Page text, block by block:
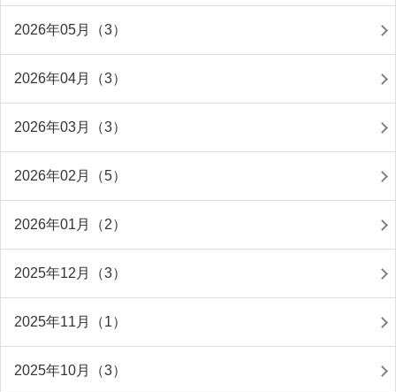
2026年05月（3）
2026年04月（3）
2026年03月（3）
2026年02月（5）
2026年01月（2）
2025年12月（3）
2025年11月（1）
2025年10月（3）